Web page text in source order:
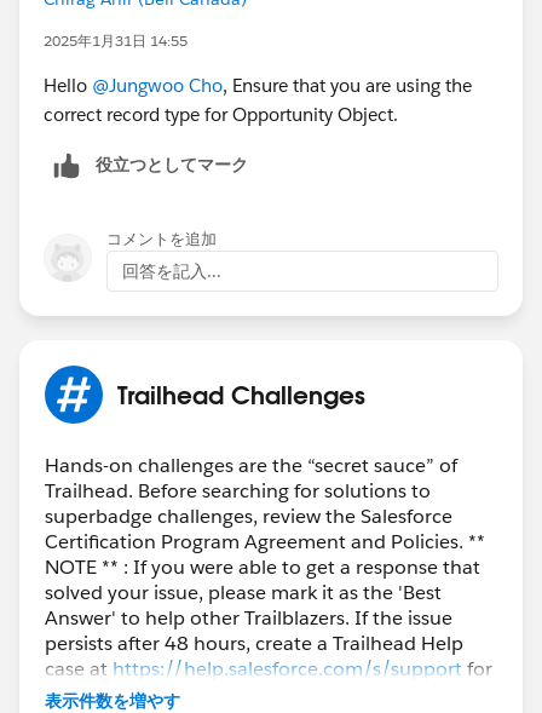
2025年1月31日 14:55
Hello @Jungwoo Cho, Ensure that you are using the
correct record type for Opportunity Object.
役立つとしてマーク
コメントを追加
回答を記入...
Trailhead Challenges
Hands-on challenges are the “secret sauce” of
Trailhead. Before searching for solutions to
superbadge challenges, review the Salesforce
Certification Program Agreement and Policies. **
NOTE ** : If you were able to get a response that
solved your issue, please mark it as the 'Best
Answer' to help other Trailblazers. If the issue
persists after 48 hours, create a Trailhead Help
case at https://help.salesforce.com/s/supportfor
further assistance.
表示件数を増やす